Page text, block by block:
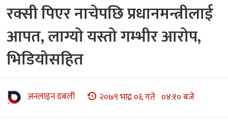
रक्सी पिएर नाचेपछि प्रधानमन्त्रीलाई
आपत, लाग्यो यस्तो गम्भीर आरोप,
भिडियोसहित
अनलाइन डबली २०७९ भाद्र ०६ गते ०४:१० बजे